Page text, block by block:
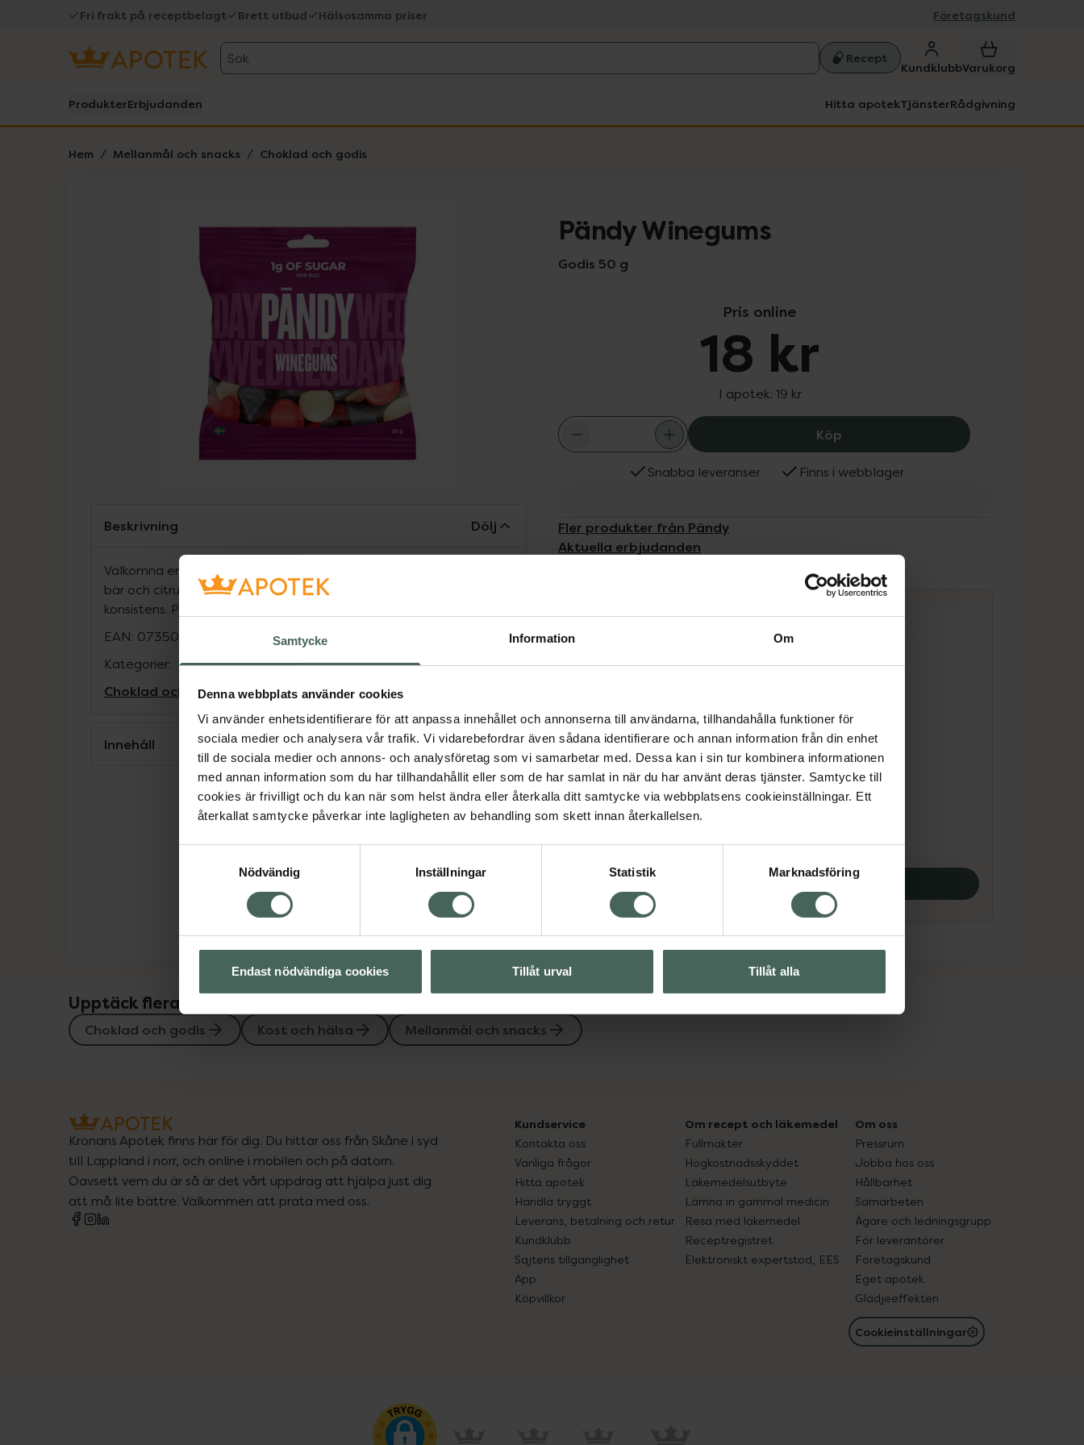
Samtycke Information Om
Denna webbplats använder cookies
Vi använder enhetsidentifierare för att anpassa innehållet och annonserna till användarna, tillhandahålla funktioner för
sociala medier och analysera vår trafik. Vi vidarebefordrar även sådana identifierare och annan information från din enhet
till de sociala medier och annons- och analysföretag som vi samarbetar med. Dessa kan i sin tur kombinera informationen
med annan information som du har tillhandahållit eller som de har samlat in när du har använt deras tjänster. Samtycke till
cookies är frivilligt och du kan när som helst ändra eller återkalla ditt samtycke via webbplatsens cookieinställningar. Ett
återkallat samtycke påverkar inte lagligheten av behandling som skett innan återkallelsen.
Nödvändig
Inställningar Statistik Marknadsföring
Endast nödvändiga cookies Tillåt urval Tillåt alla
Fri frakt på receptbelagt Brett utbud Hälsosamma priser Företagskund
Sök Recept
KundklubbVarukorg
ProdukterErbjudanden Hitta apotekTjänsterRådgivning
Hem Mellanmål och snacks Choklad och godis
Lista: . Innehåller 1 objekt. Pändy Winegums
Godis 50 g
Pris online
18 kr
I apotek: 19 kr
Köp Pändy Winegums, 18 kr.
Snabba leveranser Finns i webblager
Fler produkter från Pändy
Aktuella erbjudanden
Pändy Winegums
Godis 50 g
Livsmedel
Pris online
18 kr
Pändy Candy
Watermelon
Godis 50 g
Livsmedel
Köp båda för
37 kr Köp båda
Beskrivning Dölj
Välkomna en riktig klassiker, Winegums! Smak av svarta vinbär, röda
bär och citrus. Endast 1 g socker per påse. Fantastisk smak och
konsistens. Perfekt to go-size. Mer miljövänlig förpackning. Glutenfri
EAN: 07350000154160
Kategorier:
Choklad och godisKost och hälsaMellanmål och snacks
Innehåll Visa
Upptäck flera produkter inom
Choklad och godis Kost och hälsa Mellanmål och snacks
Kronans Apotek finns här för dig. Du hittar oss från Skåne i syd
till Lappland i norr, och online i mobilen och på datorn.
Oavsett vem du är så är det vårt uppdrag att hjälpa just dig
att må lite bättre. Välkommen att prata med oss.
Kundservice
Kontakta oss
Vanliga frågor
Hitta apotek
Handla tryggt
Leverans, betalning och retur
Kundklubb
Sajtens tillgänglighet
App
Köpvillkor
Om recept och läkemedel
Fullmakter
Högkostnadsskyddet
Läkemedelsutbyte
Lämna in gammal medicin
Resa med läkemedel
Receptregistret
Elektroniskt expertstöd, EES
Om oss
Pressrum
Jobba hos oss
Hållbarhet
Samarbeten
Ägare och ledningsgrupp
För leverantörer
Företagskund
Eget apotek
Glädjeeffekten
Cookieinställningar